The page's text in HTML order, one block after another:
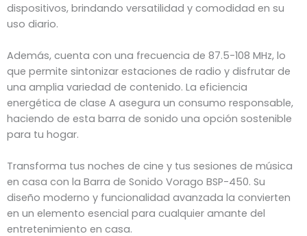
dispositivos, brindando versatilidad y comodidad en su
uso diario.
Además, cuenta con una frecuencia de 87.5-108 MHz, lo
que permite sintonizar estaciones de radio y disfrutar de
una amplia variedad de contenido. La eficiencia
energética de clase A asegura un consumo responsable,
haciendo de esta barra de sonido una opción sostenible
para tu hogar.
Transforma tus noches de cine y tus sesiones de música
en casa con la Barra de Sonido Vorago BSP-450. Su
diseño moderno y funcionalidad avanzada la convierten
en un elemento esencial para cualquier amante del
entretenimiento en casa.